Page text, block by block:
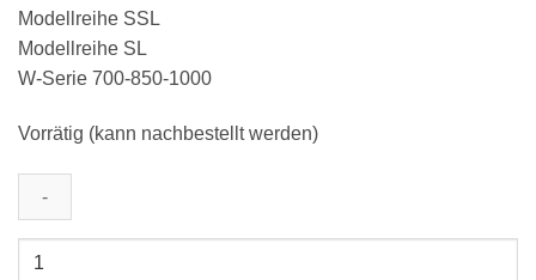
Modellreihe SSL
Modellreihe SL
W-Serie 700-850-1000
Vorrätig (kann nachbestellt werden)
Wurlitzer